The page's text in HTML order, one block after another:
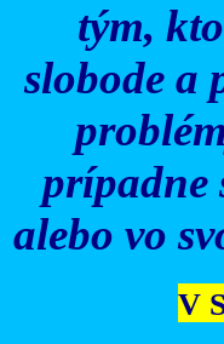
tým,
slobode a
prípadne
alebo vo
V